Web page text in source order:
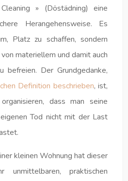
» (Döstädning) eine
Herangehensweise. Es
Platz zu schaffen, sondern
materiellem und damit auch
befreien. Der Grundgedanke,
Definition beschrieben, ist,
dass man seine
Tod nicht mit der Last
kleinen Wohnung hat dieser
unmittelbaren, praktischen